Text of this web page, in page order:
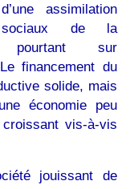
assimilation
de la
pourtant sur
financement du
solide, mais
économie peu
vis-à-vis
jouissant de